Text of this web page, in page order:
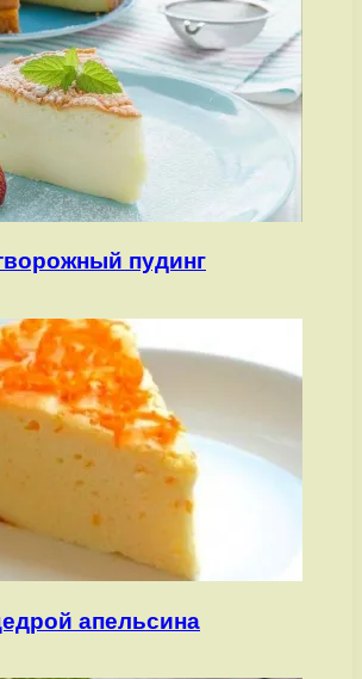
пудинг
апельсина